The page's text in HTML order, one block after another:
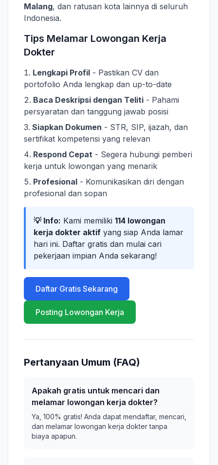
Malang, dan ratusan kota lainnya di seluruh
Indonesia.
Tips Melamar Lowongan Kerja
Dokter
Lengkapi Profil - Pastikan CV dan
portofolio Anda lengkap dan up-to-date
Baca Deskripsi dengan Teliti - Pahami
persyaratan dan tanggung jawab posisi
Siapkan Dokumen - STR, SIP, ijazah, dan
sertifikat kompetensi yang relevan
Respond Cepat - Segera hubungi pemberi
kerja untuk lowongan yang menarik
Profesional - Komunikasikan diri dengan
profesional dan sopan
💡 Info: Kami memiliki 114 lowongan
kerja dokter aktif yang siap Anda lamar
hari ini. Daftar gratis dan mulai cari
pekerjaan impian Anda sekarang!
Daftar Gratis Sekarang
Posting Lowongan Kerja
Pertanyaan Umum (FAQ)
Apakah gratis untuk mencari dan
melamar lowongan kerja dokter?
Ya, 100% gratis! Anda dapat mendaftar, mencari,
dan melamar lowongan kerja dokter tanpa
biaya apapun.